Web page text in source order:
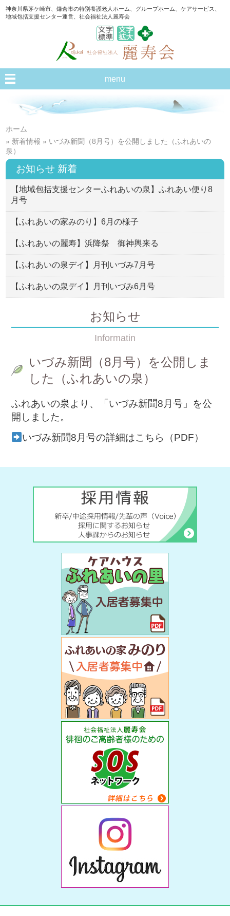
神奈川県茅ケ崎市、鎌倉市の特別養護老人ホーム、グループホーム、ケアサービス、
地域包括支援センター運営、社会福祉法人麗寿会
menu
ホーム
» 新着情報 » いづみ新聞（8月号）を公開しました（ふれあいの
泉）
お知らせ 新着
【地域包括支援センターふれあいの泉】ふれあい便り8
月号
【ふれあいの家みのり】6月の様子
【ふれあいの麗寿】浜降祭 御神輿来る
【ふれあいの泉デイ】月刊いづみ7月号
【ふれあいの泉デイ】月刊いづみ6月号
お知らせ
Informatin
いづみ新聞（8月号）を公開しま
した（ふれあいの泉）
ふれあいの泉より、「いづみ新聞8月号」を公
開しました。
いづみ新聞8月号の詳細はこちら（PDF）